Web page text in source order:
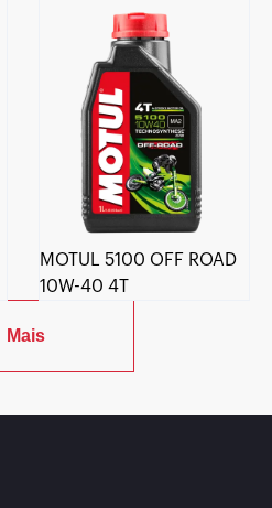
MOTUL 5100 OFF ROAD
10W-40 4T
Mais